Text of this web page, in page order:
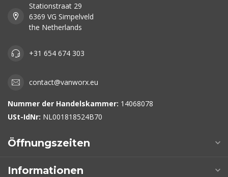
Stationstraat 29
6369 VG Simpelveld
the Netherlands
+31 654 674 303
contact@vanworx.eu
Nummer der Handelskammer: 14068078
USt-IdNr: NL001818524B70
Öffnungszeiten
Informationen